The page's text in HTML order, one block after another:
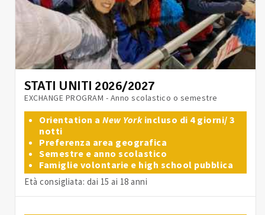
STATI UNITI 2026/2027
EXCHANGE PROGRAM - Anno scolastico o semestre
Orientation a New Yorkincluso di 4 giorni/ 3
notti
Preferenza area geografica
Semestre e anno scolastico
Famiglie volontarie e high school pubblica
Età consigliata: dai 15 ai 18 anni